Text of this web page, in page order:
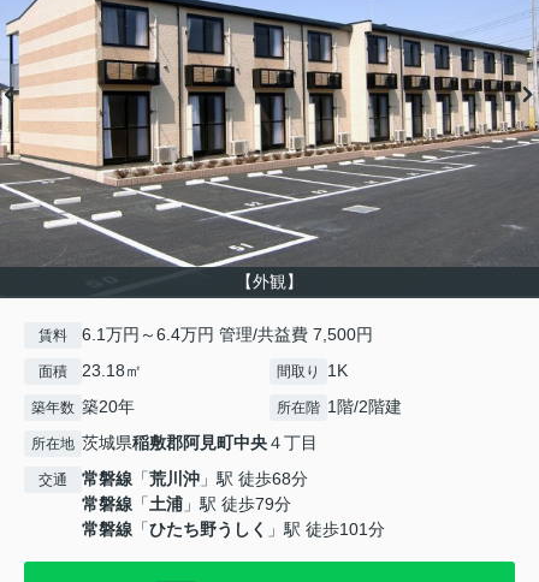
【外観】
賃料 6.1万円～6.4万円 管理/共益費 7,500円
面積 23.18㎡ 間取り 1K
築年数 築20年 所在階 1階/2階建
所在地 茨城県稲敷郡阿見町中央４丁目
交通 常磐線 「荒川沖 」駅 徒歩68分
常磐線 「土浦 」駅 徒歩79分
常磐線 「ひたち野うしく 」駅 徒歩101分